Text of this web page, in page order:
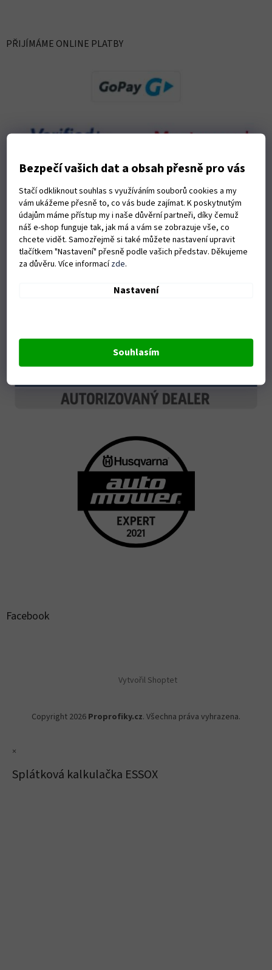
Bezpečí vašich dat a obsah přesně pro vás
Stačí odkliknout souhlas s využíváním souborů cookies a my
vám ukážeme přesně to, co vás bude zajímat. K poskytnutým
údajům máme přístup my i naše důvěrní partneři, díky čemuž
náš e-shop funguje tak, jak má a vám se zobrazuje vše, co
chcete vidět. Samozřejmě si také můžete nastavení upravit
tlačítkem "Nastavení" přesně podle vašich představ. Děkujeme
za důvěru. Více informacízde.
Nastavení
Souhlasím
PŘIJÍMÁME ONLINE PLATBY
Facebook
Vytvořil Shoptet
Copyright 2026 Proprofiky.cz. Všechna práva vyhrazena.
×
Splátková kalkulačka ESSOX